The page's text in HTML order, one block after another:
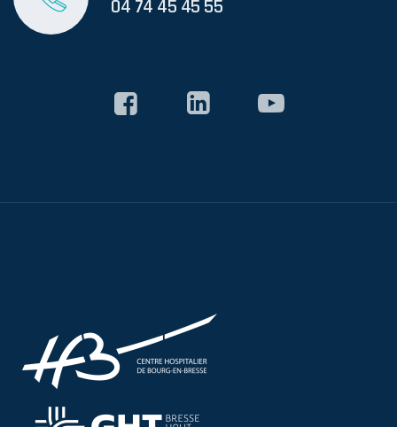
04 74 45 45 55